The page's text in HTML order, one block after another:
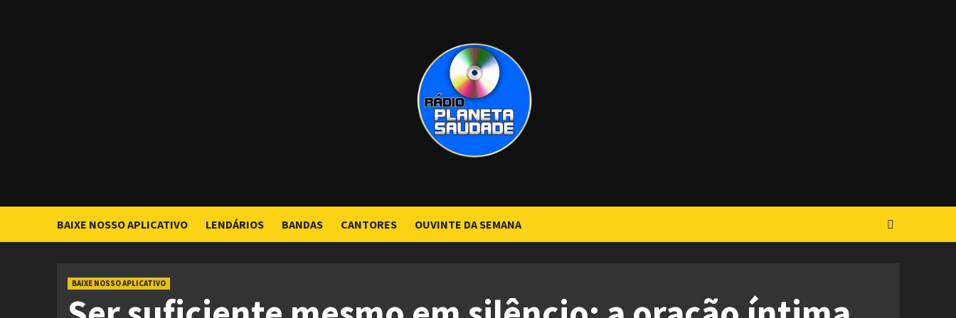
BAIXE NOSSO APLICATIVO LENDÁRIOS BANDAS CANTORES OUVINTE DA SEMANA
BAIXE NOSSO APLICATIVO